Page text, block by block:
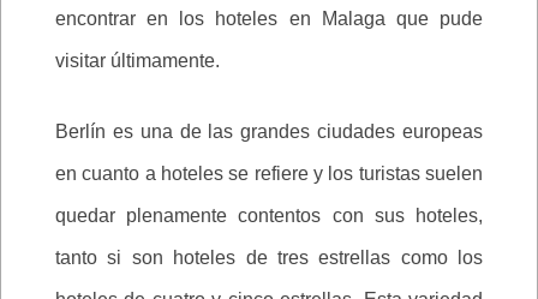
encontrar en los hoteles en Malaga que pude
visitar últimamente.
Berlín es una de las grandes ciudades europeas
en cuanto a hoteles se refiere y los turistas suelen
quedar plenamente contentos con sus hoteles,
tanto si son hoteles de tres estrellas como los